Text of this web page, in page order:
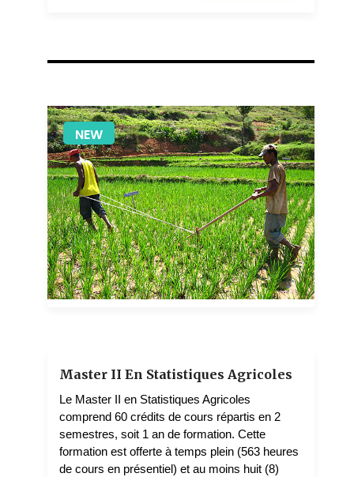
NEW
Master II En Statistiques Agricoles
Le Master II en Statistiques Agricoles
comprend 60 crédits de cours répartis en 2
semestres, soit 1 an de formation. Cette
formation est offerte à temps plein (563 heures
de cours en présentiel) et au moins huit (8)